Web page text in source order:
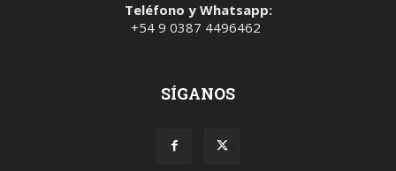
Teléfono y Whatsapp:
+54 9 0387 4496462
SÍGANOS